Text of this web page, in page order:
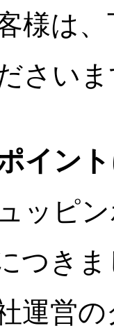
様は
さい
イン
ッピ
つき
運営